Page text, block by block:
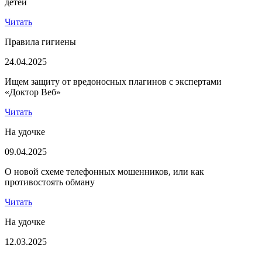
детей
Читать
Правила гигиены
24.04.2025
Ищем защиту от вредоносных плагинов с экспертами
«Доктор Веб»
Читать
На удочке
09.04.2025
О новой схеме телефонных мошенников, или как
противостоять обману
Читать
На удочке
12.03.2025